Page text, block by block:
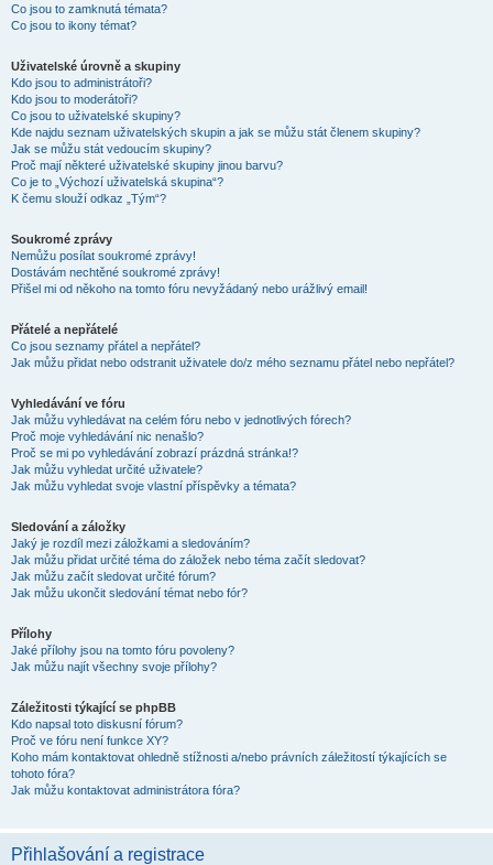
Co jsou to zamknutá témata?
Co jsou to ikony témat?
Uživatelské úrovně a skupiny
Kdo jsou to administrátoři?
Kdo jsou to moderátoři?
Co jsou to uživatelské skupiny?
Kde najdu seznam uživatelských skupin a jak se můžu stát členem skupiny?
Jak se můžu stát vedoucím skupiny?
Proč mají některé uživatelské skupiny jinou barvu?
Co je to „Výchozí uživatelská skupina“?
K čemu slouží odkaz „Tým“?
Soukromé zprávy
Nemůžu posílat soukromé zprávy!
Dostávám nechtěné soukromé zprávy!
Přišel mi od někoho na tomto fóru nevyžádaný nebo urážlivý email!
Přátelé a nepřátelé
Co jsou seznamy přátel a nepřátel?
Jak můžu přidat nebo odstranit uživatele do/z mého seznamu přátel nebo nepřátel?
Vyhledávání ve fóru
Jak můžu vyhledávat na celém fóru nebo v jednotlivých fórech?
Proč moje vyhledávání nic nenašlo?
Proč se mi po vyhledávání zobrazí prázdná stránka!?
Jak můžu vyhledat určité uživatele?
Jak můžu vyhledat svoje vlastní příspěvky a témata?
Sledování a záložky
Jaký je rozdíl mezi záložkami a sledováním?
Jak můžu přidat určité téma do záložek nebo téma začít sledovat?
Jak můžu začít sledovat určité fórum?
Jak můžu ukončit sledování témat nebo fór?
Přílohy
Jaké přílohy jsou na tomto fóru povoleny?
Jak můžu najít všechny svoje přílohy?
Záležitosti týkající se phpBB
Kdo napsal toto diskusní fórum?
Proč ve fóru není funkce XY?
Koho mám kontaktovat ohledně stížnosti a/nebo právních záležitostí týkajících se
tohoto fóra?
Jak můžu kontaktovat administrátora fóra?
Přihlašování a registrace